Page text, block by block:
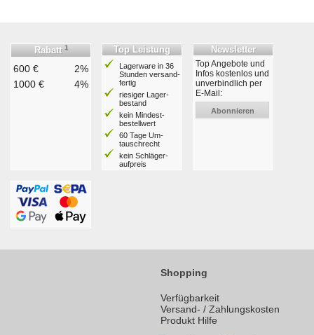
Rabatt 1
600 €
2%
1000 €
4%
Top Leistung
Lagerware in 36
Stunden ver­sand­
fertig
riesiger Lager­
bestand
kein Mindest­
bestell­wert
60 Tage Um­
tausch­recht
kein Schläger­
aufpreis
Newsletter
Top Angebote und
Infos kostenlos und
unverbindlich per
E-Mail:
Abonnieren
Shopping
Verfügbarkeit
Versand- / Zahlungskosten
Produkt Hilfe